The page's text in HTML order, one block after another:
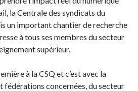
la Centrale des syndicats du
un important chantier de recherche
à tous ses membres du secteur
supérieur.
à la CSQ et c’est avec la
fédérations concernées, du secteur